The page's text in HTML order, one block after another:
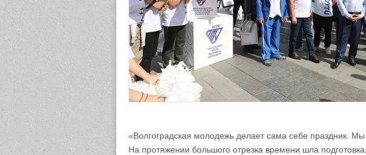
«Волгоградская молодежь делает сама себе праздник. Мы
На протяжении большого отрезка времени шла